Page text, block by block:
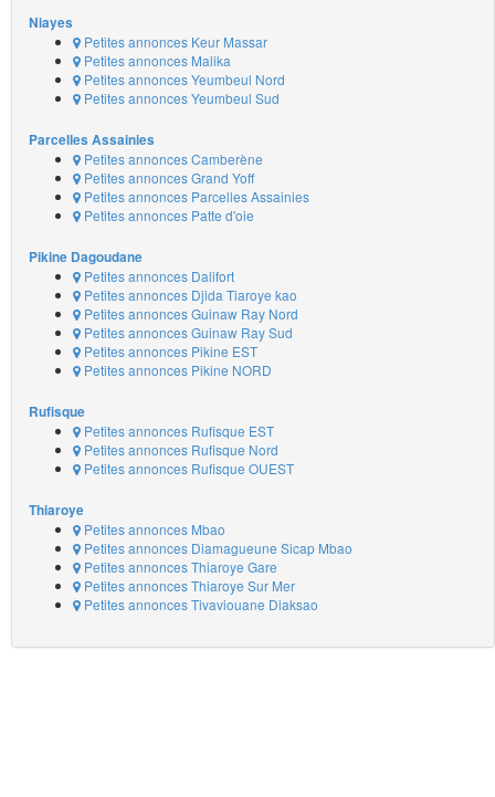
Niayes
Petites annonces Keur Massar
Petites annonces Malika
Petites annonces Yeumbeul Nord
Petites annonces Yeumbeul Sud
Parcelles Assainies
Petites annonces Camberène
Petites annonces Grand Yoff
Petites annonces Parcelles Assainies
Petites annonces Patte d'oie
Pikine Dagoudane
Petites annonces Dalifort
Petites annonces Djida Tiaroye kao
Petites annonces Guinaw Ray Nord
Petites annonces Guinaw Ray Sud
Petites annonces Pikine EST
Petites annonces Pikine NORD
Rufisque
Petites annonces Rufisque EST
Petites annonces Rufisque Nord
Petites annonces Rufisque OUEST
Thiaroye
Petites annonces Mbao
Petites annonces Diamagueune Sicap Mbao
Petites annonces Thiaroye Gare
Petites annonces Thiaroye Sur Mer
Petites annonces Tivaviouane Diaksao